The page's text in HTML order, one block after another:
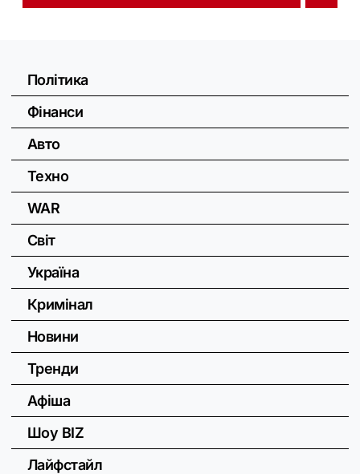
Політика
Фінанси
Авто
Техно
WAR
Світ
Україна
Кримінал
Новини
Тренди
Афіша
Шоу BIZ
Лайфстайл